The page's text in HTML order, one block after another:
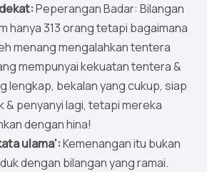
Peperangan Badar: Bilangan
hanya 313 orang tetapi bagaimana
menang mengalahkan tentera
mempunyai kekuatan tentera &
lengkap, bekalan yang cukup, siap
& penyanyi lagi, tetapi mereka
dengan hina!
ulama’:Kemenangan itu bukan
dengan bilangan yang ramai.